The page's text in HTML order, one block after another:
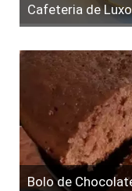
Cafeteria de Luxo
Bolo de